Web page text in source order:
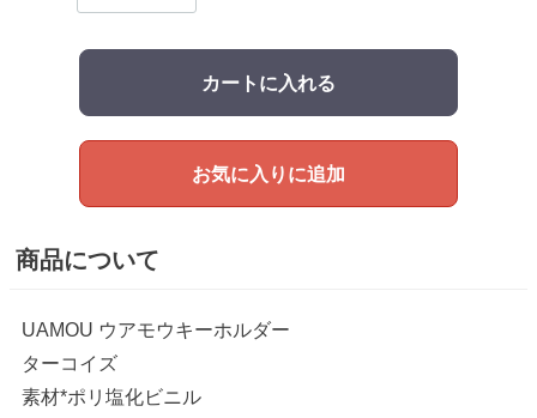
カートに入れる
お気に入りに追加
商品について
UAMOU ウアモウキーホルダー
ターコイズ
素材*ポリ塩化ビニル